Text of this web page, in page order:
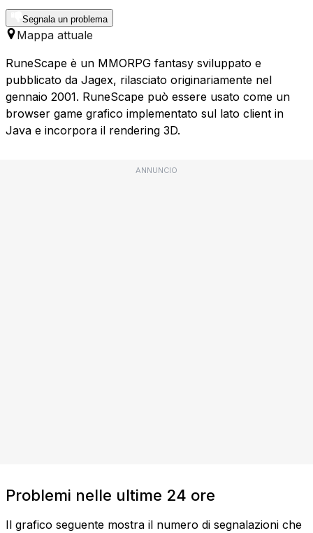
Segnala un problema
Mappa attuale
RuneScape è un MMORPG fantasy sviluppato e
pubblicato da Jagex, rilasciato originariamente nel
gennaio 2001. RuneScape può essere usato come un
browser game grafico implementato sul lato client in
Java e incorpora il rendering 3D.
ANNUNCIO
Problemi nelle ultime 24 ore
Il grafico seguente mostra il numero di segnalazioni che